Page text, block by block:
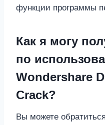
функции программы
Как я могу
по
Wondershare
Crack?
Вы можете